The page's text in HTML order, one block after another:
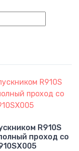
R910S
проход со